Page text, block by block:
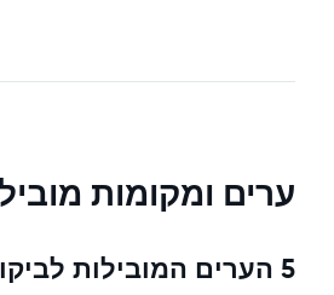
ערים ומקומות
5 הערים המובילות לביקור בפיג'י